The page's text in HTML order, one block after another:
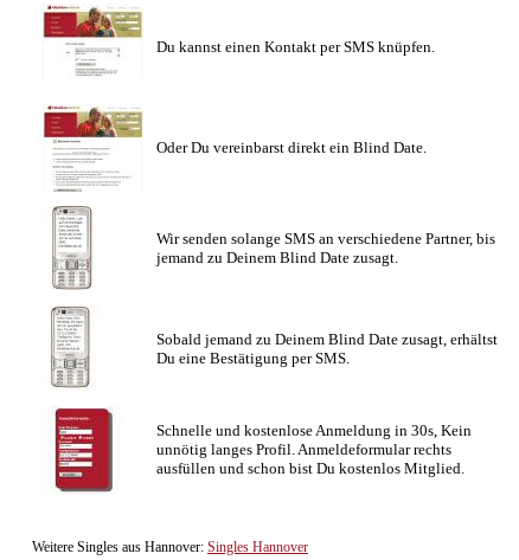
Du kannst einen Kontakt per SMS knüpfen.
Oder Du vereinbarst direkt ein Blind Date.
Wir senden solange SMS an verschiedene Partner, bis
jemand zu Deinem Blind Date zusagt.
Sobald jemand zu Deinem Blind Date zusagt, erhältst
Du eine Bestätigung per SMS.
Schnelle und kostenlose Anmeldung in 30s, Kein
unnötig langes Profil. Anmeldeformular rechts
ausfüllen und schon bist Du kostenlos Mitglied.
Weitere Singles aus Hannover: Singles Hannover